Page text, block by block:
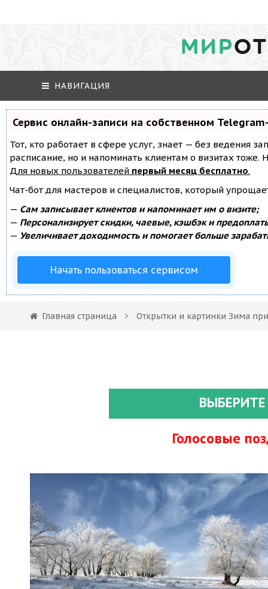
МИР
НАВИГАЦИЯ
Сервис онлайн-записи на собственном
Тот, кто работает в сфере услуг, знает — без ведения
расписание, но и напоминать клиентам о визитах
Для новых пользователей первый месяц бесплатно.
Чат-бот для мастеров и специалистов, который
— Сам записывает клиентов и напоминает им о визите;
— Персонализирует скидки, чаевые, кэшбэк и
— Увеличивает доходимость и помогает больше
Начать пользоваться сервисом
Главная страница Открытки и картинки Зима
Голосовые